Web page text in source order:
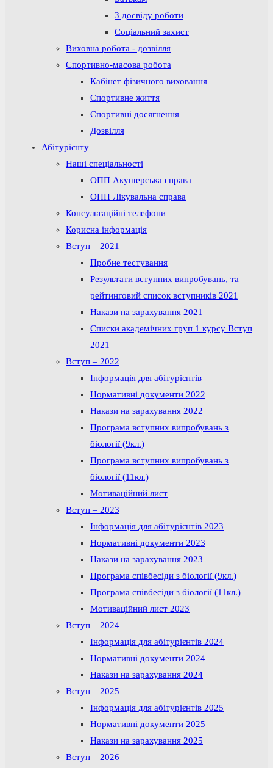
З досвіду роботи
Соціальний захист
Виховна робота - дозвілля
Спортивно-масова робота
Кабінет фізичного виховання
Спортивне життя
Спортивні досягнення
Дозвілля
Абітурієнту
Наші спеціальності
ОПП Акушерська справа
ОПП Лікувальна справа
Консультаційні телефони
Корисна інформація
Вступ – 2021
Пробне тестування
Результати вступних випробувань, та
рейтинговий список вступників 2021
Накази на зарахування 2021
Списки академічних груп 1 курсу Вступ
2021
Вступ – 2022
Інформація для абітурієнтів
Нормативні документи 2022
Накази на зарахування 2022
Програма вступних випробувань з
біології (9кл.)
Програма вступних випробувань з
біології (11кл.)
Мотиваційний лист
Вступ – 2023
Інформація для абітурієнтів 2023
Нормативні документи 2023
Накази на зарахування 2023
Програма співбесіди з біології (9кл.)
Програма співбесіди з біології (11кл.)
Мотиваційний лист 2023
Вступ – 2024
Інформація для абітурієнтів 2024
Нормативні документи 2024
Накази на зарахування 2024
Вступ – 2025
Інформація для абітурієнтів 2025
Нормативні документи 2025
Накази на зарахування 2025
Вступ – 2026